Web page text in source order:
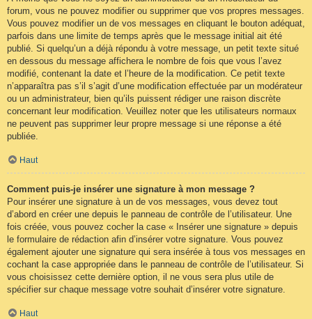
forum, vous ne pouvez modifier ou supprimer que vos propres messages.
Vous pouvez modifier un de vos messages en cliquant le bouton adéquat,
parfois dans une limite de temps après que le message initial ait été
publié. Si quelqu’un a déjà répondu à votre message, un petit texte situé
en dessous du message affichera le nombre de fois que vous l’avez
modifié, contenant la date et l’heure de la modification. Ce petit texte
n’apparaîtra pas s’il s’agit d’une modification effectuée par un modérateur
ou un administrateur, bien qu’ils puissent rédiger une raison discrète
concernant leur modification. Veuillez noter que les utilisateurs normaux
ne peuvent pas supprimer leur propre message si une réponse a été
publiée.
Haut
Comment puis-je insérer une signature à mon message ?
Pour insérer une signature à un de vos messages, vous devez tout
d’abord en créer une depuis le panneau de contrôle de l’utilisateur. Une
fois créée, vous pouvez cocher la case « Insérer une signature » depuis
le formulaire de rédaction afin d’insérer votre signature. Vous pouvez
également ajouter une signature qui sera insérée à tous vos messages en
cochant la case appropriée dans le panneau de contrôle de l’utilisateur. Si
vous choisissez cette dernière option, il ne vous sera plus utile de
spécifier sur chaque message votre souhait d’insérer votre signature.
Haut